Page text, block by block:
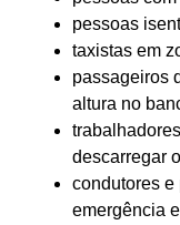
pessoas
taxistas em
passageiros
altura no
descarregar
condutores
emergência